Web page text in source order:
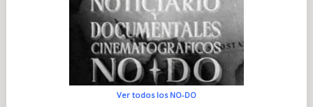
Ver todos los NO-DO